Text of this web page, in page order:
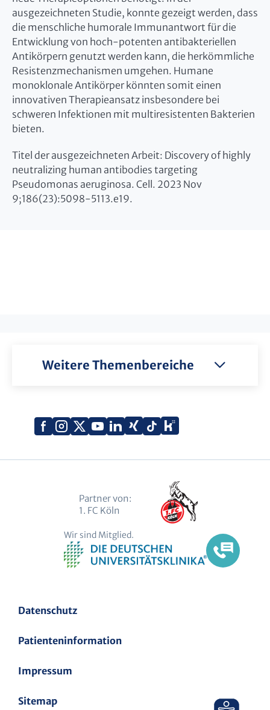
ausgezeichneten Studie, konnte gezeigt werden, dass
die menschliche humorale Immunantwort für die
Entwicklung von hoch-potenten antibakteriellen
Antikörpern genutzt werden kann, die herkömmliche
Resistenzmechanismen umgehen. Humane
monoklonale Antikörper könnten somit einen
innovativen Therapieansatz insbesondere bei
schweren Infektionen mit multiresistenten Bakterien
bieten.
Titel der ausgezeichneten Arbeit: Discovery of highly
neutralizing human antibodies targeting
Pseudomonas aeruginosa. Cell. 2023 Nov
9;186(23):5098-5113.e19.
Weitere Themenbereiche
Facebook
Instagram
X
YouTube
LinkedIn
Xing TiktokKununu
Datenschutz
Patienteninformation
Impressum
Sitemap
Partner von:
1. FC Köln
Wir sind Mitglied.